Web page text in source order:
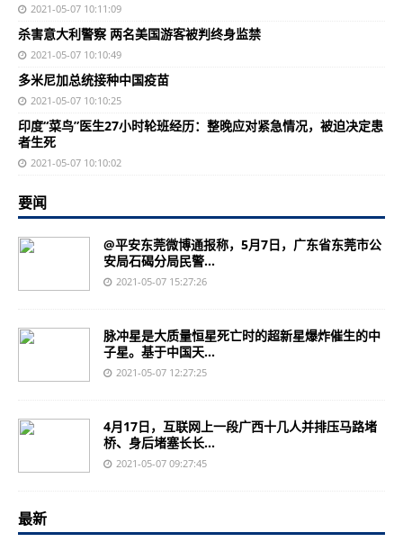
2021-05-07 10:11:09
杀害意大利警察 两名美国游客被判终身监禁
2021-05-07 10:10:49
多米尼加总统接种中国疫苗
2021-05-07 10:10:25
印度“菜鸟”医生27小时轮班经历：整晚应对紧急情况，被迫决定患
者生死
2021-05-07 10:10:02
要闻
@平安东莞微博通报称，5月7日，广东省东莞市公
安局石碣分局民警...
2021-05-07 15:27:26
脉冲星是大质量恒星死亡时的超新星爆炸催生的中
子星。基于中国天...
2021-05-07 12:27:25
4月17日，互联网上一段广西十几人并排压马路堵
桥、身后堵塞长长...
2021-05-07 09:27:45
最新